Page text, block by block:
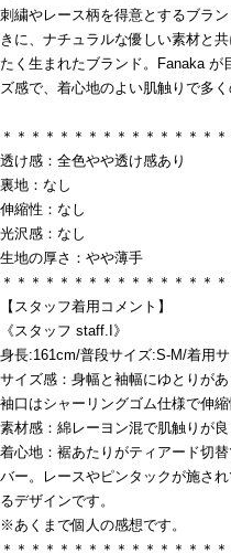
刺繍やレース柄を得意とするブラ
きに、ナチュラルな優しい素材と
たく生まれたブランド。Fanaka が
ズ感で、着心地のよい肌触りで多
＊＊＊＊＊＊＊＊＊＊＊＊＊＊＊
透け感：全色やや透け感あり
裏地：なし
伸縮性：なし
光沢感：なし
生地の厚さ：やや薄手
＊＊＊＊＊＊＊＊＊＊＊＊＊＊＊
【スタッフ着用コメント】
《スタッフ staff.I》
身長:161cm/普段サイズ:S-M/着用
サイズ感：身幅と袖幅にゆとりが
袖口はシャーリングゴム仕様で伸縮
素材感：綿レーヨン混で肌触りが
着心地：裾あたりがティアード切
バー。レースやピンタックが施さ
るデザインです。
※あくまで個人の感想です。
＊＊＊＊＊＊＊＊＊＊＊＊＊＊＊